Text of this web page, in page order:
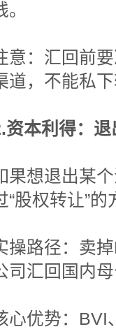
。
意：汇回前
道，不能私
资本利得：
果想退出某
“股权转让”
操路径：卖
司汇回国内
心优势：BVI